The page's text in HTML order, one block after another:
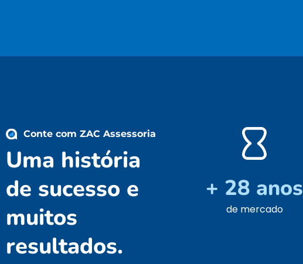
Conte com ZAC Assessoria
Uma história
de sucesso e
muitos
resultados.
+ 28 anos
de mercado